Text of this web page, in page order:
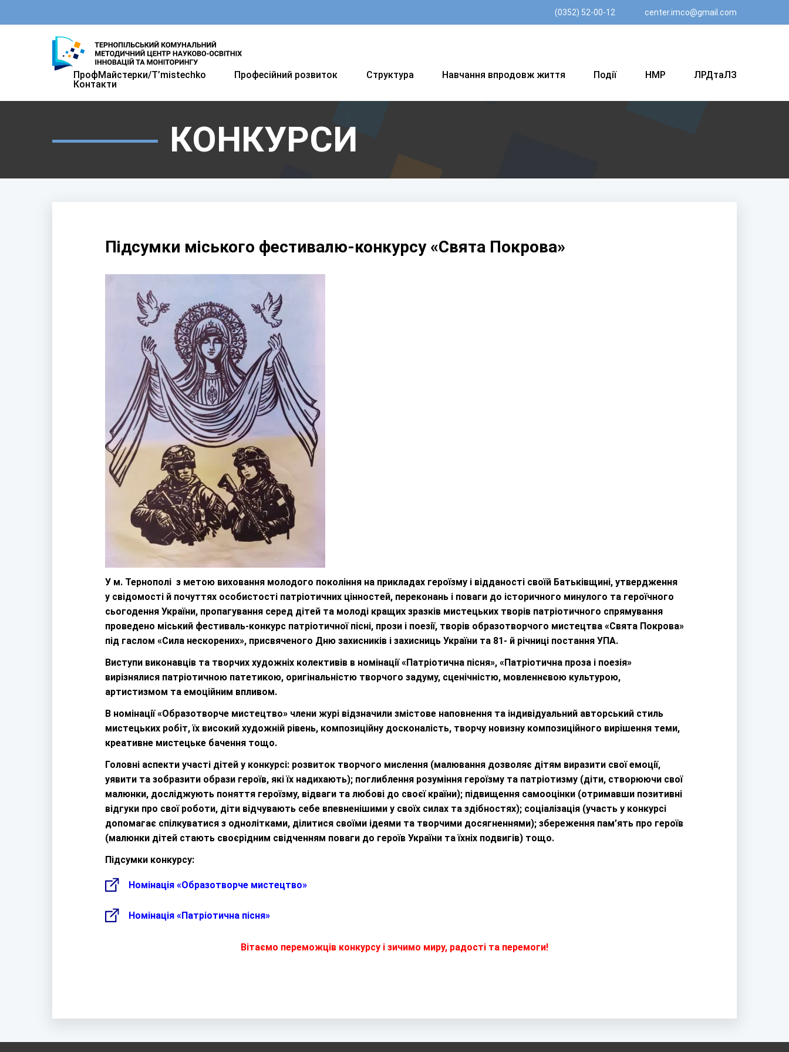
(0352) 52-00-12 center.imco@gmail.com
ПрофМайстерки/T’mistechkо Професійний розвиток Структура Навчання впродовж життя Події НМР
ЛРДтаЛЗ
Контакти
КОНКУРСИ
Підсумки міського фестивалю-конкурсу «Свята Покрова»
У м. Тернополі з метою виховання молодого покоління на прикладах героїзму і відданості своїй Батьківщині, утвердження
у свідомості й почуттях особистості патріотичних цінностей, переконань і поваги до історичного минулого та героїчного
сьогодення України, пропагування серед дітей та молоді кращих зразків мистецьких творів патріотичного спрямування
проведено міський фестиваль-конкурс патріотичної пісні, прози і поезії, творів образотворчого мистецтва «Свята Покрова»
під гаслом «Сила нескорених», присвяченого Дню захисників і захисниць України та 81- й річниці постання УПА.
Виступи виконавців та творчих художніх колективів в номінації «Патріотична пісня», «Патріотична проза і поезія»
вирізнялися патріотичною патетикою, оригінальністю творчого задуму, сценічністю, мовленнєвою культурою,
артистизмом та емоційним впливом.
В номінації «Образотворче мистецтво» члени журі відзначили змістове наповнення та індивідуальний авторський стиль
мистецьких робіт, їх високий художній рівень, композиційну досконалість, творчу новизну композиційного вирішення теми,
креативне мистецьке бачення тощо.
Головні аспекти участі дітей у конкурсі: розвиток творчого мислення (малювання дозволяє дітям виразити свої емоції,
уявити та зобразити образи героїв, які їх надихають); поглиблення розуміння героїзму та патріотизму (діти, створюючи свої
малюнки, досліджують поняття героїзму, відваги та любові до своєї країни); підвищення самооцінки (отримавши позитивні
відгуки про свої роботи, діти відчувають себе впевненішими у своїх силах та здібностях); соціалізація (участь у конкурсі
допомагає спілкуватися з однолітками, ділитися своїми ідеями та творчими досягненнями); збереження пам’ять про героїв
(малюнки дітей стають своєрідним свідченням поваги до героїв України та їхніх подвигів) тощо.
Підсумки конкурсу:
Номінація «Образотворче мистецтво»
Номінація «Патріотична пісня»
Вітаємо переможців конкурсу і зичимо миру, радості та перемоги!